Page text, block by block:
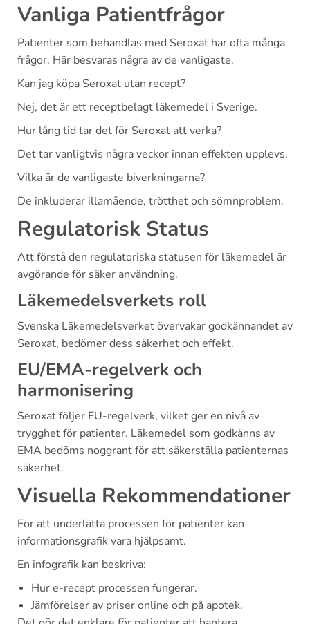
Vanliga Patientfrågor
Patienter som behandlas med Seroxat har ofta många
frågor. Här besvaras några av de vanligaste.
Kan jag köpa Seroxat utan recept?
Nej, det är ett receptbelagt läkemedel i Sverige.
Hur lång tid tar det för Seroxat att verka?
Det tar vanligtvis några veckor innan effekten upplevs.
Vilka är de vanligaste biverkningarna?
De inkluderar illamående, trötthet och sömnproblem.
Regulatorisk Status
Att förstå den regulatoriska statusen för läkemedel är
avgörande för säker användning.
Läkemedelsverkets roll
Svenska Läkemedelsverket övervakar godkännandet av
Seroxat, bedömer dess säkerhet och effekt.
EU/EMA-regelverk och
harmonisering
Seroxat följer EU-regelverk, vilket ger en nivå av
trygghet för patienter. Läkemedel som godkänns av
EMA bedöms noggrant för att säkerställa patienternas
säkerhet.
Visuella Rekommendationer
För att underlätta processen för patienter kan
informationsgrafik vara hjälpsamt.
En infografik kan beskriva:
Hur e-recept processen fungerar.
Jämförelser av priser online och på apotek.